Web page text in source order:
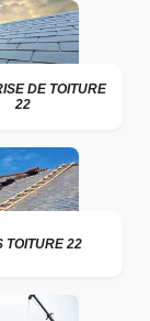
DE TOITURE
22
TOITURE 22